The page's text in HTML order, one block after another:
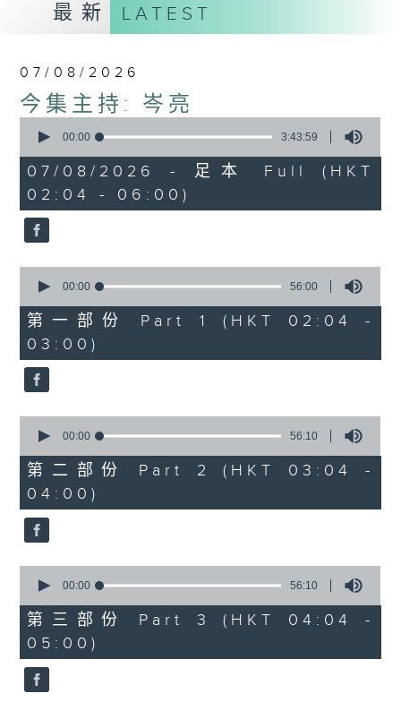
最新 LATEST
07/08/2026
今集主持: 岑亮
seconds
3
hours,
43
minutes,
59
seconds
00:00 3:43:59
07/08/2026 - 足本 Full (HKT
02:04 - 06:00)
seconds
56
minutes,
0
seconds
00:00 56:00
第一部份 Part 1 (HKT 02:04 -
03:00)
seconds
56
minutes,
10
seconds
00:00 56:10
第二部份 Part 2 (HKT 03:04 -
04:00)
seconds
56
minutes,
10
seconds
00:00 56:10
第三部份 Part 3 (HKT 04:04 -
05:00)